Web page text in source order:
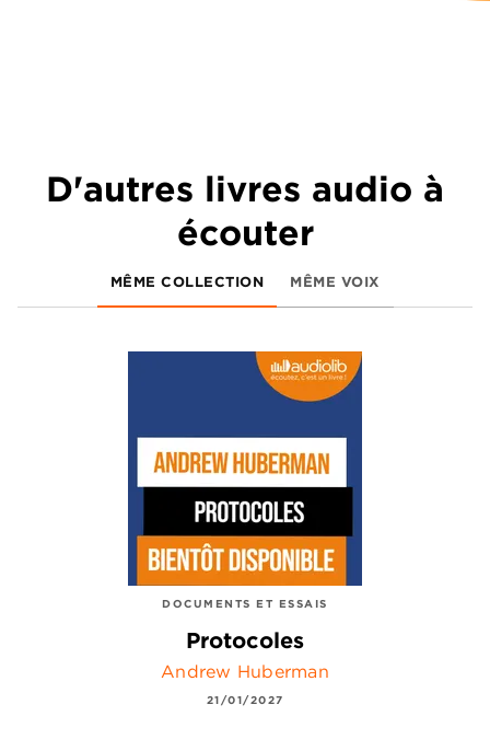
D'autres livres audio à
écouter
MÊME COLLECTION MÊME VOIX
DOCUMENTS ET ESSAIS
Protocoles
Andrew Huberman
21/01/2027